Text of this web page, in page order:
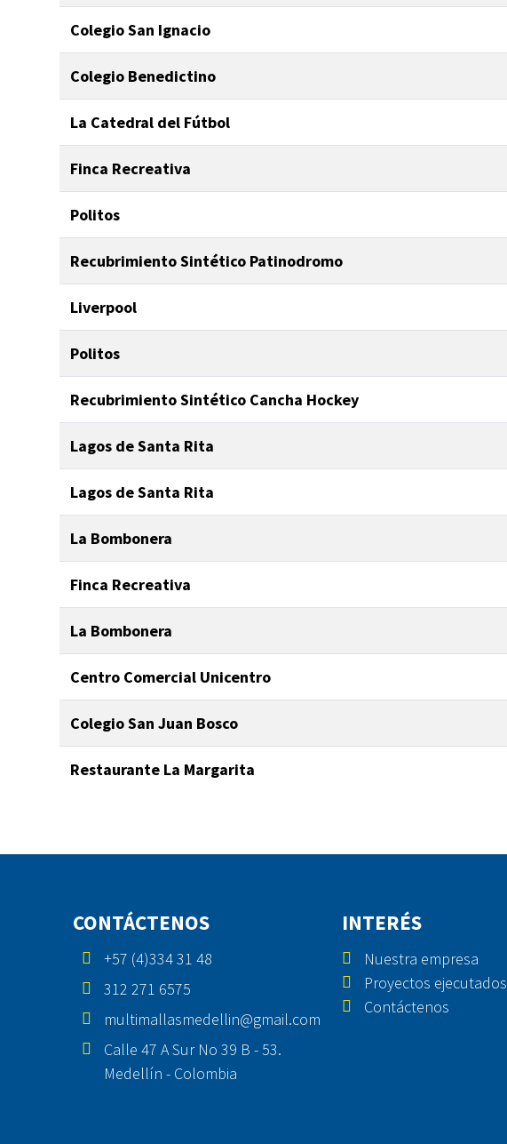
Colegio San Ignacio
Colegio Benedictino
La Catedral del Fútbol
Finca Recreativa
Politos
Recubrimiento Sintético Patinodromo
Liverpool
Politos
Recubrimiento Sintético Cancha Hockey
Lagos de Santa Rita
Lagos de Santa Rita
La Bombonera
Finca Recreativa
La Bombonera
Centro Comercial Unicentro
Colegio San Juan Bosco
Restaurante La Margarita
CONTÁCTENOS
+57 (4)334 31 48
312 271 6575
multimallasmedellin@gmail.com
Calle 47 A Sur No 39 B - 53.
Medellín - Colombia
INTERÉS
Nuestra empresa
Proyectos ejecutados
Contáctenos